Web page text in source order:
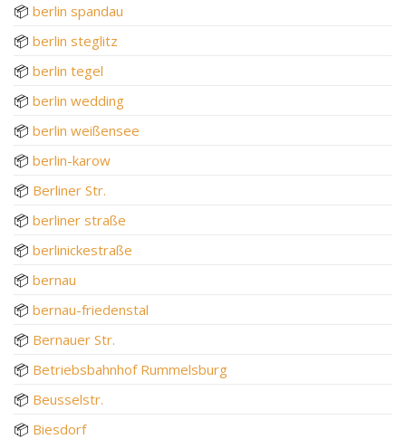
📦 berlin spandau
📦 berlin steglitz
📦 berlin tegel
📦 berlin wedding
📦 berlin weißensee
📦 berlin-karow
📦 Berliner Str.
📦 berliner straße
📦 berlinickestraße
📦 bernau
📦 bernau-friedenstal
📦 Bernauer Str.
📦 Betriebsbahnhof Rummelsburg
📦 Beusselstr.
📦 Biesdorf